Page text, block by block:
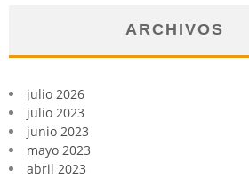
ARCHIVOS
julio 2026
julio 2023
junio 2023
mayo 2023
abril 2023